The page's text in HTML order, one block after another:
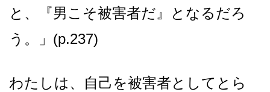
と、『男こそ被害者だ』となるだろ
う。」(p.237)
わたしは、自己を被害者としてとら